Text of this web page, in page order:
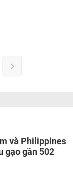
và Philippines
gạo gần 502